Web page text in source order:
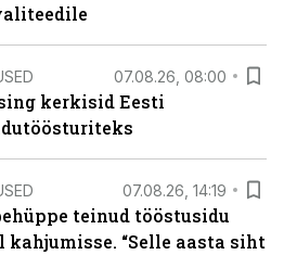
07.08.26, 08:00
kerkisid Eesti
07.08.26, 14:19
teinud tööstusidu
“Selle aasta siht